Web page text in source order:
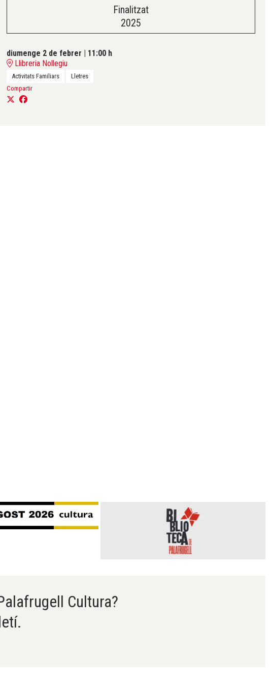
Finalitzat
2025
diumenge 2 de febrer | 11:00 h
Llibreria Nollegiu
Activitats Familiars
Lletres
Compartir
Cultura?